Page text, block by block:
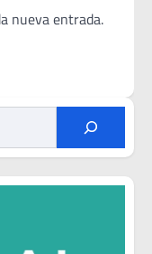
nueva entrada.